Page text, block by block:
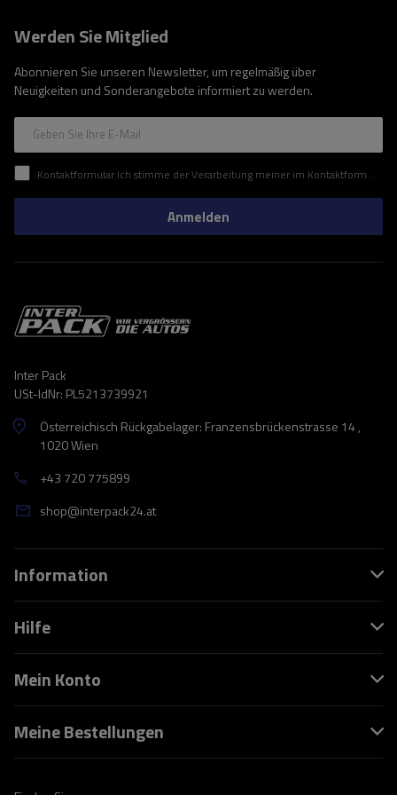
Werden Sie Mitglied
Abonnieren Sie unseren Newsletter, um regelmäßig über
Neuigkeiten und Sonderangebote informiert zu werden.
Geben Sie Ihre E-Mail
Kontaktformular Ich stimme der Verarbeitung meiner im Kontaktformular enthaltenen personenbezogenen Daten gemäß der Verordnung (EU) des Europäischen Parlaments und des Rates zu.
Anmelden
Inter Pack
USt-IdNr: PL5213739921
Österreichisch Rückgabelager: Franzensbrückenstrasse 14 ,
1020 Wien
+43 720 775899
shop@interpack24.at
Information
Hilfe
Mein Konto
Meine Bestellungen